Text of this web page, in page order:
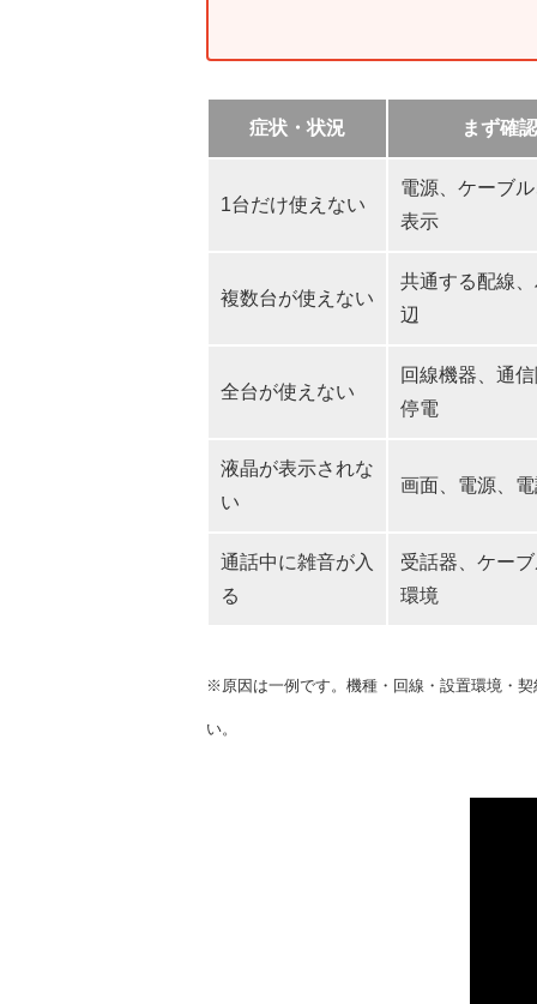
症状・状況 まず確
1台だけ使えない
電源、ケーブ
表示
複数台が使えない
共通する配線
辺
全台が使えない
回線機器、通
停電
液晶が表示されな
い
画面、電源、
通話中に雑音が入
る
受話器、ケー
環境
※原因は一例です。機種・回線・設置環境・
い。